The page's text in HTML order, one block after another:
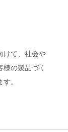
けて、社会や
の製品づく
。